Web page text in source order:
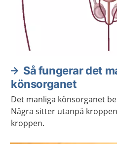
Så fungerar det
könsorganet
Det manliga könsorganet
Några sitter utanpå
kroppen.